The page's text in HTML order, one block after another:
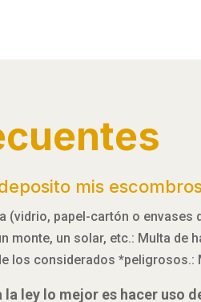
mis
(vidrio, papel-cartón o
monte, un solar, etc.: Multa de
los considerados *peligrosos.:
ley lo mejor es hacer uso